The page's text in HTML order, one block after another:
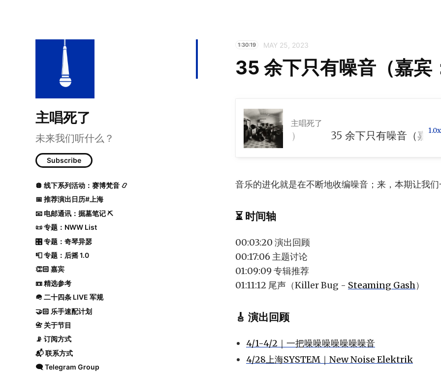
主唱死了
未来我们听什么？
Subscribe
🪩 线下系列活动：赛博梵音 📿
📅 推荐演出日历#上海
📧 电邮通讯：掘墓笔记 ⛏️
📜 专题：NWW List
🎛️ 专题：奇琴异瑟
📮 专题：后摇 1.0
👏🏻 嘉宾
📼 精选参考
🪖 二十四条 LIVE 军规
🤝🏻 乐手速配计划
📇 关于节目
📡 订阅方式
📬 联系方式
🗨️ Telegram Group
1:30:19 MAY 25, 2023
35 余下只有噪音（嘉宾
主唱死了
35 余下只有噪音（嘉宾：地球） 1.0x
音乐的进化就是在不断地收编噪音；来，本期让我们
⏳ 时间轴
00:03:20 演出回顾
00:17:06 主题讨论
01:09:09 专辑推荐
01:11:12 尾声（Killer Bug - Steaming Gash）
🎸 演出回顾
4/1-4/2｜一把噪噪噪噪噪噪噪音
4/28上海SYSTEM｜New Noise Elektrik